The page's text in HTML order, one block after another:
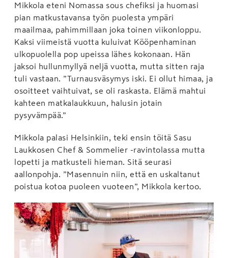
Mikkola eteni Nomassa sous chefiksi ja huomasi
pian matkustavansa työn puolesta ympäri
maailmaa, pahimmillaan joka toinen viikonloppu.
Kaksi viimeistä vuotta kuluivat Kööpenhaminan
ulkopuolella pop upeissa lähes kokonaan. Hän
jaksoi hullunmyllyä neljä vuotta, mutta sitten raja
tuli vastaan. ”Turnausväsymys iski. Ei ollut himaa, ja
osoitteet vaihtuivat, se oli raskasta. Elämä mahtui
kahteen matkalaukkuun, halusin jotain
pysyvämpää.”
Mikkola palasi Helsinkiin, teki ensin töitä Sasu
Laukkosen Chef & Sommelier -ravintolassa mutta
lopetti ja matkusteli hieman. Sitä seurasi
aallonpohja. ”Masennuin niin, että en uskaltanut
poistua kotoa puoleen vuoteen”, Mikkola kertoo.